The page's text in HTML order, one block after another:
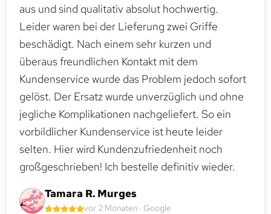
aus und sind qualitativ absolut hochwertig.
Leider waren bei der Lieferung zwei Griffe
beschädigt. Nach einem sehr kurzen und
überaus freundlichen Kontakt mit dem
Kundenservice wurde das Problem jedoch sofort
gelöst. Der Ersatz wurde unverzüglich und ohne
jegliche Komplikationen nachgeliefert. So ein
vorbildlicher Kundenservice ist heute leider
selten. Hier wird Kundenzufriedenheit noch
großgeschrieben! Ich bestelle definitiv wieder.
Tamara R. Murges
vor 2 Monaten · Google